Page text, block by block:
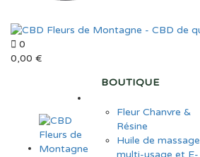
0
0,00 €
BOUTIQUE
Fleur Chanvre &
Résine
Huile de massage
multi-usage et E-